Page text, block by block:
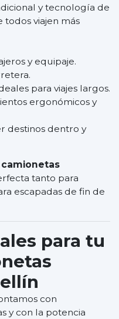
y tecnología de
todos viajen más
y equipaje.
para viajes largos.
ergonómicos y
destinos dentro y
tanto para
escapadas de fin de
para tu
con
y con la potencia